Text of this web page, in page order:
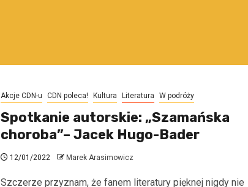
Akcje CDN-u CDN poleca! Kultura Literatura W podróży
Spotkanie autorskie: „Szamańska
choroba”– Jacek Hugo-Bader
12/01/2022 Marek Arasimowicz
Szczerze przyznam, że fanem literatury pięknej nigdy nie